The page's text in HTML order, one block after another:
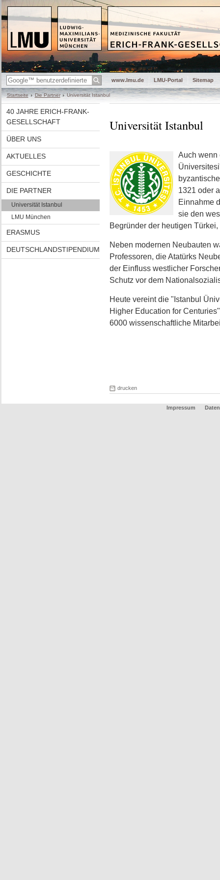
www.lmu.de LMU-Portal Sitemap
Startseite Die Partner Universität Istanbul
40 JAHRE ERICH-FRANK-
GESELLSCHAFT
ÜBER UNS
AKTUELLES
GESCHICHTE
DIE PARTNER
Universität Istanbul
LMU München
ERASMUS
DEUTSCHLANDSTIPENDIUM
Universität Istanbul
Auch wenn
1321 oder
Einnahme
sie den
Begründer der heutigen
Neben modernen Neubauten
Professoren, die Atatürks
der Einfluss westlicher
Schutz vor dem
Heute vereint die "Istanbul
Higher Education for
6000 wissenschaftliche
drucken
Impressum